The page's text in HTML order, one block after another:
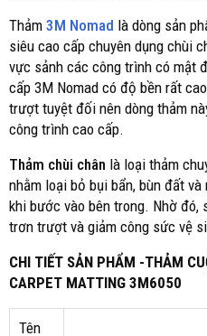
Thảm 3M Nomad là dòng sản
siêu cao cấp chuyên dụng chùi
vực sảnh các công trình có mật
cấp 3M Nomad có độ bền rất
trượt tuyệt đối nên dòng thảm
công trình cao cấp.
Thảm chùi chân là loại thảm
nhằm loại bỏ bụi bẩn, bùn đất
khi bước vào bên trong. Nhờ đó,
trơn trượt và giảm công sức vệ
CHI TIẾT SẢN PHẨM -THẢM
CARPET MATTING 3M6050
Tên